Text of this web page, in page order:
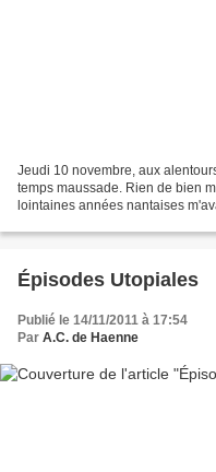
Jeudi 10 novembre, aux
temps maussade. Rien de bien
lointaines années nantaises
Épisodes Utopiales
Publié le 14/11/2011 à 17:54
Par A.C. de Haenne